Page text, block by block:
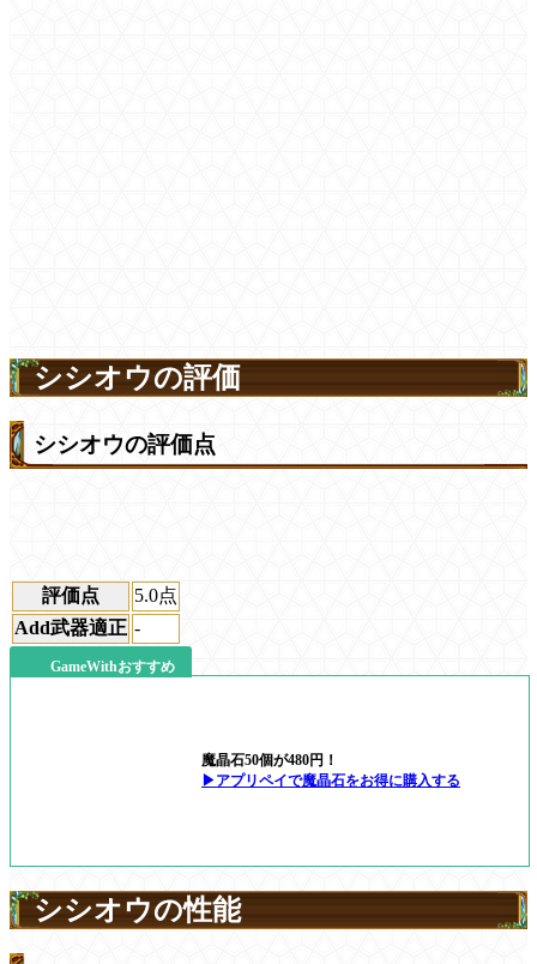
シシオウの評価
シシオウの評価点
評価点 5.0点
Add武器適正 -
GameWithおすすめ
魔晶石50個が480円！
▶アプリペイで魔晶石をお得に購入する
シシオウの性能